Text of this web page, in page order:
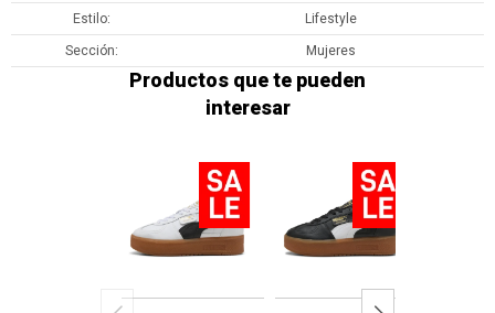
Estilo
Lifestyle
Sección
Mujeres
Productos que te pueden
interesar